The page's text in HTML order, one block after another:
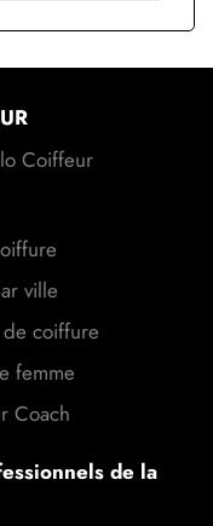
Coiffeur
ville
de coiffure
femme
Coach
de la